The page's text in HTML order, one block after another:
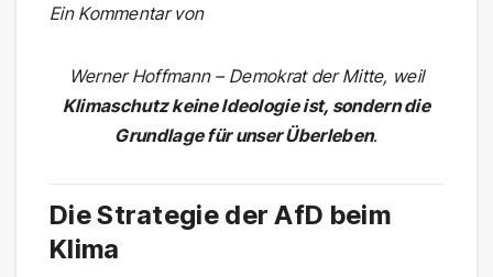
Ein Kommentar von
Werner Hoffmann – Demokrat der Mitte, weil
Klimaschutz keine Ideologie ist, sondern die
Grundlage für unser Überleben.
Die Strategie der AfD beim
Klima